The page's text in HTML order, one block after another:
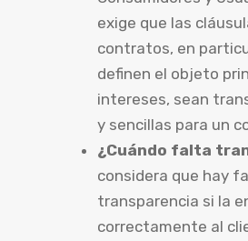
exige que las
contratos, en
definen el objeto
intereses, sean
y sencillas para un
¿Cuándo falta
considera que hay
transparencia si la
correctamente al